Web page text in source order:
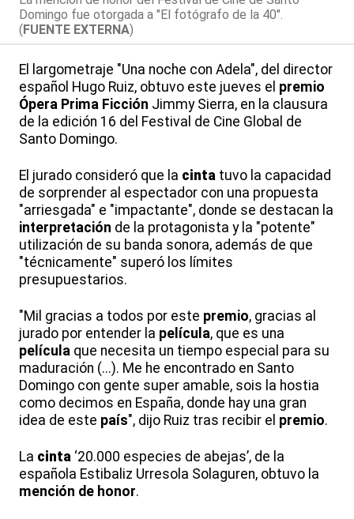
Domingo fue otorgada a "El fotógrafo de la 40".
(FUENTE EXTERNA)
El largometraje "Una noche con Adela", del director
español Hugo Ruiz, obtuvo este jueves el premio
Ópera Prima Ficción Jimmy Sierra, en la clausura
de la edición 16 del Festival de Cine Global de
Santo Domingo.
El jurado consideró que la cinta tuvo la capacidad
de sorprender al espectador con una propuesta
"arriesgada" e "impactante", donde se destacan la
interpretación de la protagonista y la "potente"
utilización de su banda sonora, además de que
"técnicamente" superó los límites
presupuestarios.
"Mil gracias a todos por este premio, gracias al
jurado por entender la película, que es una
película que necesita un tiempo especial para su
maduración (...). Me he encontrado en Santo
Domingo con gente super amable, sois la hostia
como decimos en España, donde hay una gran
idea de este país", dijo Ruiz tras recibir el premio.
La cinta ‘20.000 especies de abejas’, de la
española Estibaliz Urresola Solaguren, obtuvo la
mención de honor.